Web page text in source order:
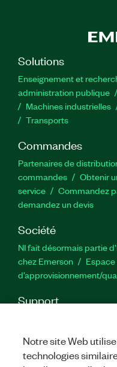
Solutions
Enseignement et
administration publique
Machines industrielles
Transports
Commandes
Partenaires de
commandes
Obtenir
service
Commandez
demandez un devis
Société
NI fait désormais partie
chez Emerson
d’approvisionnement/
Support
service
Notre site Web
technologies